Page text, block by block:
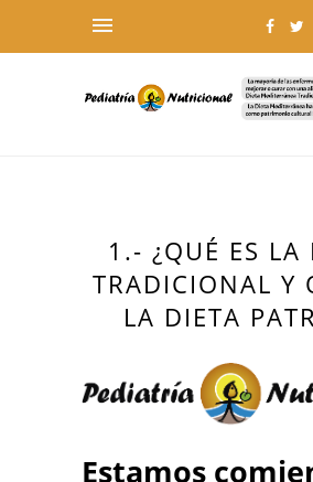
1.- ¿QUÉ ES LA
TRADICIONAL Y
LA DIETA
Estamos